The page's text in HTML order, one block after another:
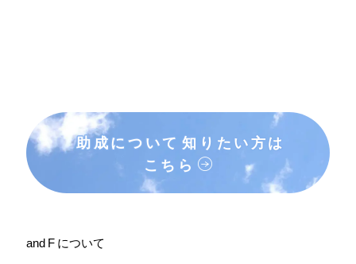
助成について 知りたい方は
こちら
and F について